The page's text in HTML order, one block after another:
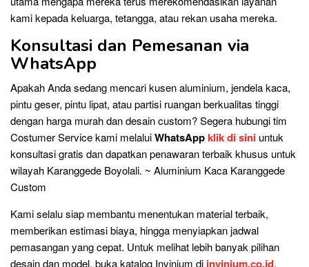
kami kepada keluarga, tetangga, atau rekan usaha mereka.
Konsultasi dan Pemesanan via
WhatsApp
Apakah Anda sedang mencari kusen aluminium, jendela kaca,
pintu geser, pintu lipat, atau partisi ruangan berkualitas tinggi
dengan harga murah dan desain custom? Segera hubungi tim
Costumer Service kami melaluiWhatsAppklik di sini untuk
konsultasi gratis dan dapatkan penawaran terbaik khusus untuk
wilayah Karanggede Boyolali. ~ Aluminium Kaca Karanggede
Custom
Kami selalu siap membantu menentukan material terbaik,
memberikan estimasi biaya, hingga menyiapkan jadwal
pemasangan yang cepat. Untuk melihat lebih banyak pilihan
desain dan model, buka katalog Invinium di invinium.co.id.